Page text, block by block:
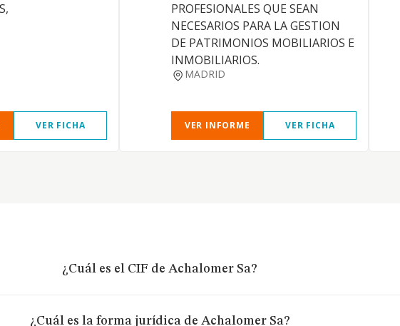
VER FICHA
PROFESIONALES QUE SEAN
NECESARIOS PARA LA GESTION
DE PATRIMONIOS MOBILIARIOS E
INMOBILIARIOS.
MADRID
VER INFORME VER FICHA
¿Cuál es el CIF de Achalomer Sa?
¿Cuál es la forma jurídica de Achalomer Sa?